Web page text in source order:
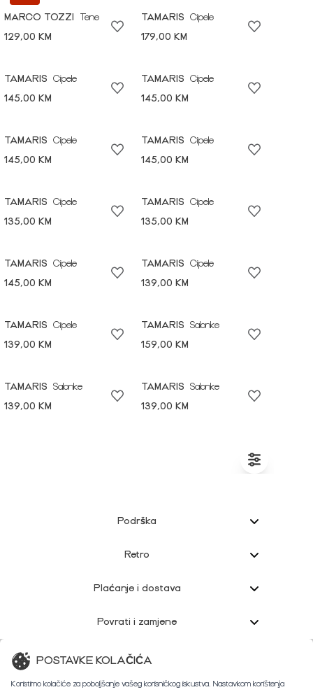
MARCO TOZZI
Tene
129,00 KM
TAMARIS
Cipele
179,00 KM
TAMARIS
Cipele
145,00 KM
TAMARIS
Cipele
145,00 KM
TAMARIS
Cipele
145,00 KM
TAMARIS
Cipele
145,00 KM
TAMARIS
Cipele
135,00 KM
TAMARIS
Cipele
135,00 KM
TAMARIS
Cipele
145,00 KM
TAMARIS
Cipele
139,00 KM
TAMARIS
Cipele
139,00 KM
TAMARIS
Salonke
159,00 KM
TAMARIS
Salonke
139,00 KM
TAMARIS
Salonke
139,00 KM
Podrška
Retro
Plaćanje i dostava
Povrati i zamjene
Korisnička podrška
POSTAVKE KOLAČIĆA
Koristimo kolačiće za poboljšanje vašeg korisničkog iskustva. Nastavkom korištenja